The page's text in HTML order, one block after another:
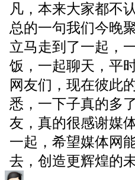
凡，本来大家都不
总的一句我们今晚
立马走到了一起，
饭，一起聊天，平
网友们，现在彼此
悉，一下子真的多
友，真的很感谢媒
一起，希望媒体网
去，创造更辉煌的